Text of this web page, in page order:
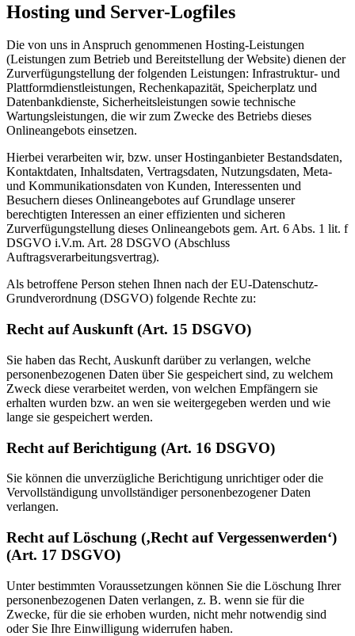
Hosting und Server-Logfiles
Die von uns in Anspruch genommenen Hosting-Leistungen
(Leistungen zum Betrieb und Bereitstellung der Website) dienen der
Zurverfügungstellung der folgenden Leistungen: Infrastruktur- und
Plattformdienstleistungen, Rechenkapazität, Speicherplatz und
Datenbankdienste, Sicherheitsleistungen sowie technische
Wartungsleistungen, die wir zum Zwecke des Betriebs dieses
Onlineangebots einsetzen.
Hierbei verarbeiten wir, bzw. unser Hostinganbieter Bestandsdaten,
Kontaktdaten, Inhaltsdaten, Vertragsdaten, Nutzungsdaten, Meta-
und Kommunikationsdaten von Kunden, Interessenten und
Besuchern dieses Onlineangebotes auf Grundlage unserer
berechtigten Interessen an einer effizienten und sicheren
Zurverfügungstellung dieses Onlineangebots gem. Art. 6 Abs. 1 lit. f
DSGVO i.V.m. Art. 28 DSGVO (Abschluss
Auftragsverarbeitungsvertrag).
Als betroffene Person stehen Ihnen nach der EU-Datenschutz-
Grundverordnung (DSGVO) folgende Rechte zu:
Recht auf Auskunft (Art. 15 DSGVO)
Sie haben das Recht, Auskunft darüber zu verlangen, welche
personenbezogenen Daten über Sie gespeichert sind, zu welchem
Zweck diese verarbeitet werden, von welchen Empfängern sie
erhalten wurden bzw. an wen sie weitergegeben werden und wie
lange sie gespeichert werden.
Recht auf Berichtigung (Art. 16 DSGVO)
Sie können die unverzügliche Berichtigung unrichtiger oder die
Vervollständigung unvollständiger personenbezogener Daten
verlangen.
Recht auf Löschung (‚Recht auf Vergessenwerden‘)
(Art. 17 DSGVO)
Unter bestimmten Voraussetzungen können Sie die Löschung Ihrer
personenbezogenen Daten verlangen, z. B. wenn sie für die
Zwecke, für die sie erhoben wurden, nicht mehr notwendig sind
oder Sie Ihre Einwilligung widerrufen haben.